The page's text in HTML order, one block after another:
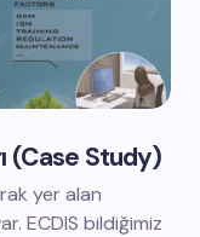
(Case Study)
yer alan
ECDIS bildiğimiz